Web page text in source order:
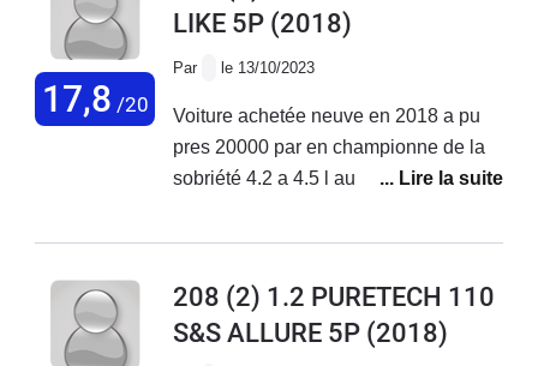
réparée reprise par une garage
17,8 /20
LIKE 5P (2018)
Par le 13/10/2023
Voiture achetée neuve en 2018 a pu
pres 20000 par en championne de la
sobriété 4.2 a 4.5 l au 100km pas de
probleme
208 (2) 1.2 PURETECH 110
S&S ALLURE 5P (2018)